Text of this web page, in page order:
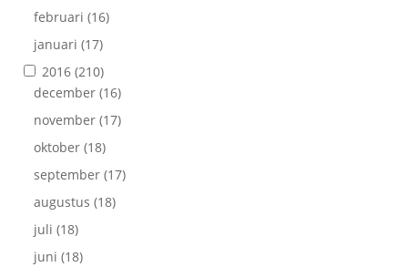
februari (16)
januari (17)
2016 (210)
december (16)
november (17)
oktober (18)
september (17)
augustus (18)
juli (18)
juni (18)